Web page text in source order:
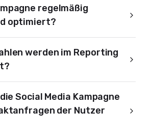
regelmäßig
optimiert?
werden im Reporting
Social Media Kampagne
der Nutzer